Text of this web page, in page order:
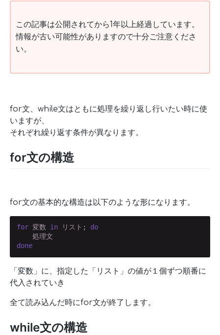
この記事は公開されてから1年以上経過しています。
情報が古い可能性がありますので十分ご注意くださ
い。
for文、while文はともに処理を繰り返し行いたい時に使
いますが、
それぞれ繰り返す条件が異なります。
for文の構造
for文の基本的な構造は以下のような形になります。
for 変数 in リスト; do
done
「変数」に、指定した「リスト」の値が１個ずつ順番に
代入されていき
全て読み込んだ時にfor文が終了します。
while文の構造